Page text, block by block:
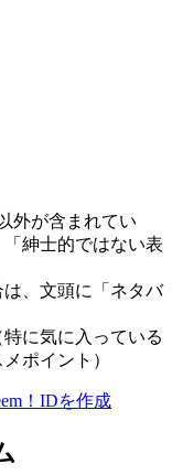
外が含まれてい
紳士的ではない表
、文頭に「ネタバ
に気に入っている
ポイント）
！IDを作成